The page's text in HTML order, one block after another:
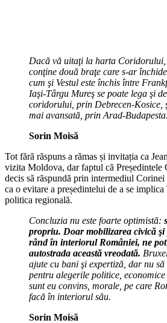
Dacă vă uitaţi la harta
conţine două braţe care s-ar
cum şi Vestul este închis între
Iaşi-Târgu Mureş se poate lega şi
coridorului, prin Debrecen-Kosice,
mai avansată, prin Arad-Budapesta.
Sorin Moisă
Tot fără răspuns a rămas și invitația ca
vizita Moldova, dar faptul că Președintele
decis să răspundă prin intermediul
ca o evitare a președintelui de a se
politica regională.
Concluzia nu este foarte optimistă:
propriu. Doar mobilizarea civică
rând în interiorul României, ne pot
autostrada această vreodată.
ajute cu bani şi expertiză, dar nu
pentru alegerile politice, economice
sunt eu convins, morale, pe care
facă în interiorul său.
Sorin Moisă